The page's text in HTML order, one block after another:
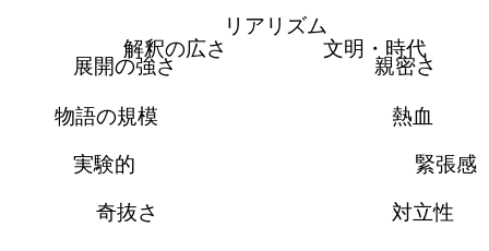
リアリズム
文明・時代
親密さ
熱血
緊張感
対立性
奇抜さ
実験的
物語の規模
展開の強さ
解釈の広さ